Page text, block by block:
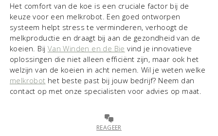
Het comfort van de koe is een cruciale factor bij de
keuze voor een melkrobot. Een goed ontworpen
systeem helpt stress te verminderen, verhoogt de
melkproductie en draagt bij aan de gezondheid van de
koeien. Bij Van Winden en de Bie vind je innovatieve
oplossingen die niet alleen efficiënt zijn, maar ook het
welzijn van de koeien in acht nemen. Wil je weten welke
melkrobot het beste past bij jouw bedrijf? Neem dan
contact op met onze specialisten voor advies op maat.
REAGEER